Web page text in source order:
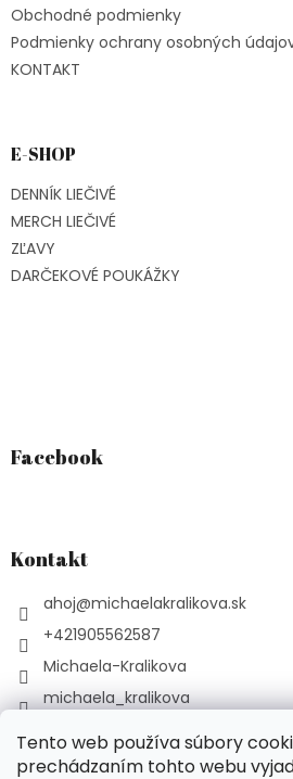
Tento web používa súbory
prechádzaním tohto webu
Obchodné podmienky
Podmienky ochrany osobných
KONTAKT
E-SHOP
DENNÍK LIEČIVÉ
MERCH LIEČIVÉ
ZĽAVY
DARČEKOVÉ POUKÁŽKY
Facebook
Kontakt
ahoj@michaelakralikova.sk
+421905562587
Michaela-Kralikova
michaela_kralikova